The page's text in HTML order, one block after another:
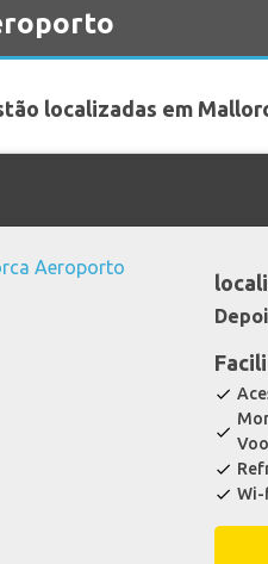
localizadas em
check
check
Voo
check
check